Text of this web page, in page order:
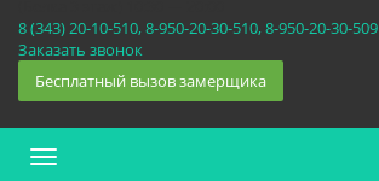
8 (343) 20-10-510, 8-950-20-30-510, 8-950-20-30-509
Заказать звонок
Бесплатный вызов замерщика
Меню